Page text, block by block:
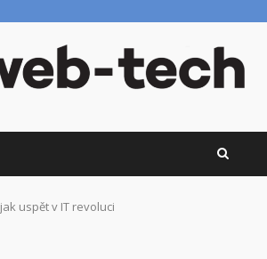
jak uspět v IT revoluci